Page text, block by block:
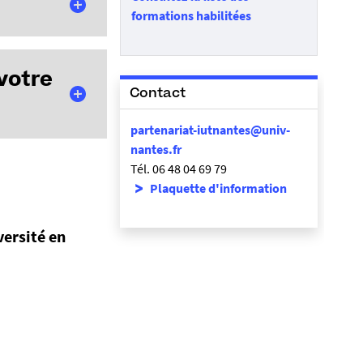
pouvez
SOLTÉA
net-
compléter
répartis par les
alors votre
et ou ses
(clé deen
formations habilitées
Contact
partenariat-iutnantes@univ-
nantes.fr
Tél. 06 48 04 69 79
Plaquette d'information